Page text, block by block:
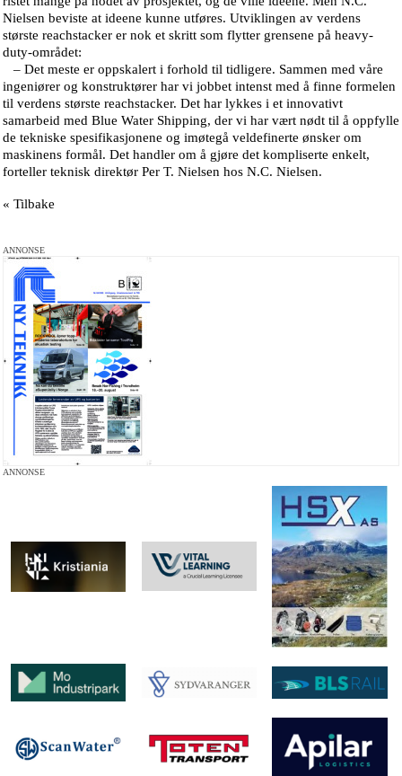
Nielsen beviste at ideene kunne utføres. Utviklingen av verdens
største reachstacker er nok et skritt som flytter grensene på heavy-
duty-området:
– Det meste er oppskalert i forhold til tidligere. Sammen med våre
ingeniører og konstruktører har vi jobbet intenst med å finne formelen
til verdens største reachstacker. Det har lykkes i et innovativt
samarbeid med Blue Water Shipping, der vi har vært nødt til å oppfylle
de tekniske spesifikasjonene og imøtegå veldefinerte ønsker om
maskinens formål. Det handler om å gjøre det kompliserte enkelt,
forteller teknisk direktør Per T. Nielsen hos N.C. Nielsen.
« Tilbake
ANNONSE
ANNONSE